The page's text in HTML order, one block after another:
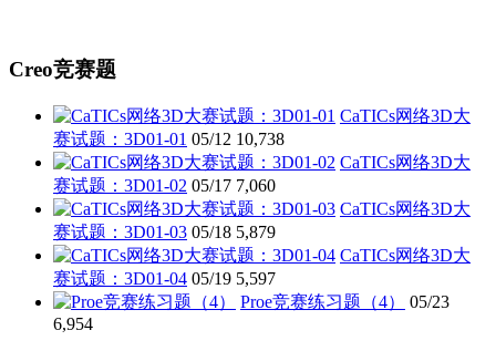
Creo竞赛题
CaTICs网络3D大
赛试题：3D01-01 05/12 10,738
CaTICs网络3D大
赛试题：3D01-02 05/17 7,060
CaTICs网络3D大
赛试题：3D01-03 05/18 5,879
CaTICs网络3D大
赛试题：3D01-04 05/19 5,597
Proe竞赛练习题（4）
05/23
6,954